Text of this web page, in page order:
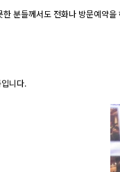
분들께서도 전화나 방문예약
니다.